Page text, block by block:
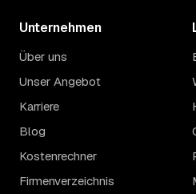
Unternehmen
Über uns
Unser Angebot
Karriere
Blog
Kostenrechner
Firmenverzeichnis